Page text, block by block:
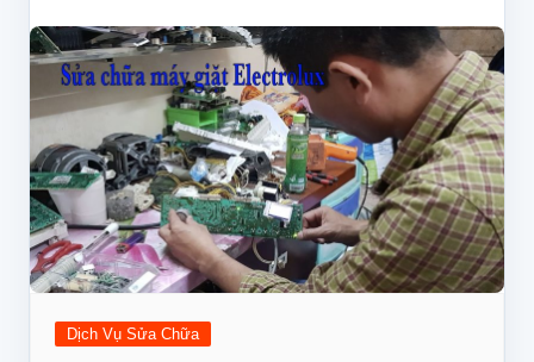
Dịch Vụ Sửa Chữa